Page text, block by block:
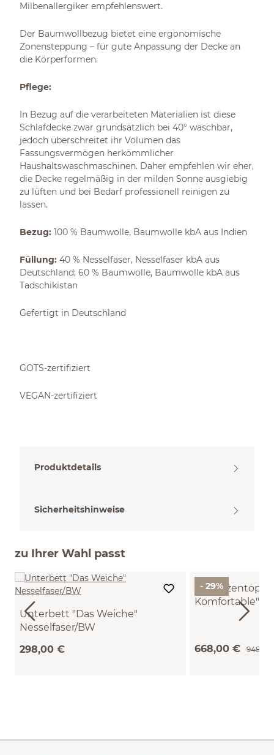
Milbenallergiker empfehlenswert.
Der Baumwollbezug bietet eine ergonomische
Zonensteppung – für gute Anpassung der Decke an
die Körperformen.
Pflege:
In Bezug auf die verarbeiteten Materialien ist diese
Schlafdecke zwar grundsätzlich bei 40° waschbar,
jedoch überschreitet ihr Volumen das
Fassungsvermögen herkömmlicher
Haushaltswaschmaschinen. Daher empfehlen wir eher,
die Decke regelmäßig in der milden Sonne ausgiebig
zu lüften und bei Bedarf professionell reinigen zu
lassen.
Bezug: 100 % Baumwolle, Baumwolle kbA aus Indien
Füllung: 40 % Nesselfaser, Nesselfaser kbA aus
Deutschland; 60 % Baumwolle, Baumwolle kbA aus
Tadschikistan
Gefertigt in Deutschland
GOTS-zertifiziert
VEGAN-zertifiziert
Produktdetails
Sicherheitshinweise
zu Ihrer Wahl passt
Unterbett "Das Weiche"
Nesselfaser/BW
298,00 €
- 29%
Komfortable"
Naturlatex/
(180 x 210 cm)
668,00 €